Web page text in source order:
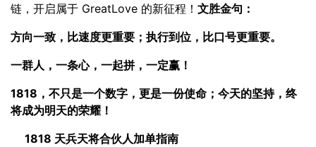
链，开启属于 GreatLove 的新征程！ 文胜金句：
方向一致，比速度更重要；执行到位，比口号更重要。
一群人，一条心，一起拼，一定赢！
1818 ，不只是一个数字，更是一份使命；今天的坚持，终
将成为明天的荣耀！
1818 天兵天将合伙人加单指南